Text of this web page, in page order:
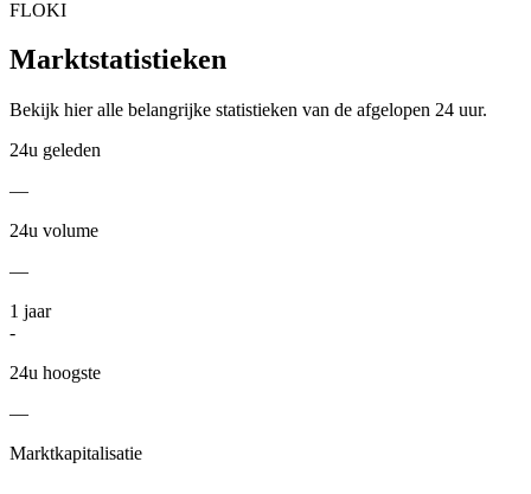
FLOKI
Marktstatistieken
Bekijk hier alle belangrijke statistieken van de afgelopen 24 uur.
24u geleden
—
24u volume
—
1 jaar
-
24u hoogste
—
Marktkapitalisatie